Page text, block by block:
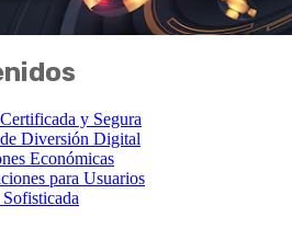
y Segura
Diversión Digital
Económicas
para Usuarios